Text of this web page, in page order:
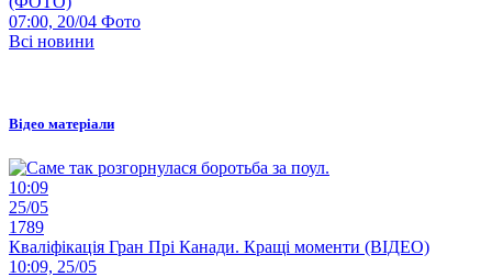
07:00, 20/04 Фото
Всі новини
Відео матеріали
10:09
25/05
1789
Кваліфікація Гран Прі Канади. Кращі моменти (ВІДЕО)
10:09, 25/05